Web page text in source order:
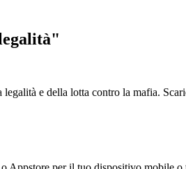
e della lotta contro la mafia.